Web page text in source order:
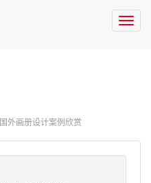
国外画册设计案例欣赏